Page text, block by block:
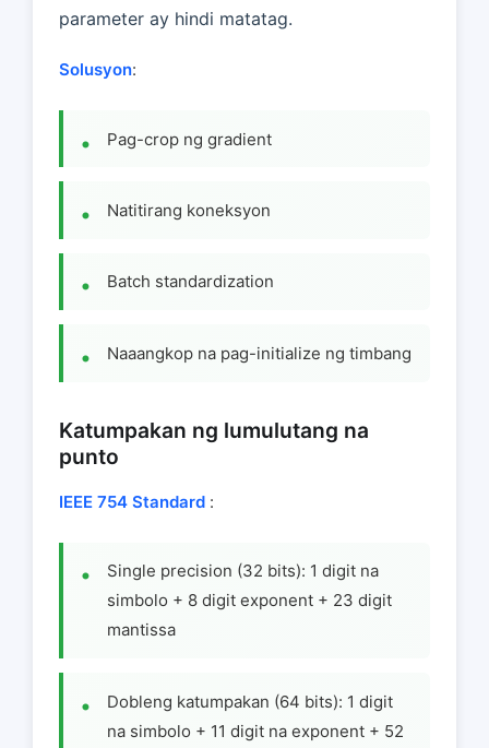
parameter ay hindi matatag.
Solusyon:
Pag-crop ng gradient
Natitirang koneksyon
Batch standardization
Naaangkop na pag-initialize ng timbang
Katumpakan ng lumulutang na
punto
IEEE 754 Standard :
Single precision (32 bits): 1 digit na
simbolo + 8 digit exponent + 23 digit
mantissa
Dobleng katumpakan (64 bits): 1 digit
na simbolo + 11 digit na exponent + 52